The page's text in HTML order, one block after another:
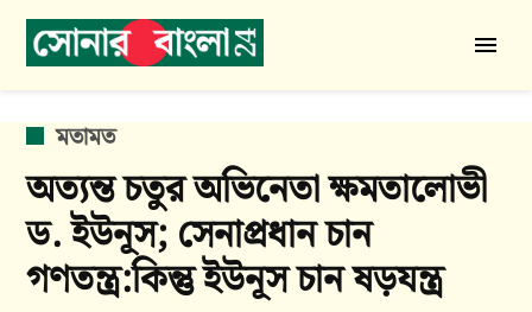
Skip
বাংলা
24
POSTED
মতামত
অত্যন্ত চতুর অভিনেতা ক্ষমতালোভী
ড. ইউনূস; সেনাপ্রধান চান
গণতন্ত্র:কিন্তু ইউনূস চান ষড়যন্ত্র